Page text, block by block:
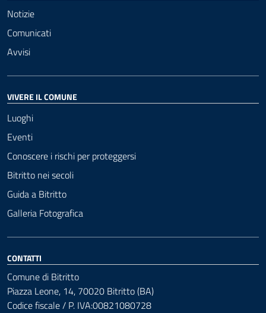
Notizie
Comunicati
Avvisi
VIVERE IL COMUNE
Luoghi
Eventi
Conoscere i rischi per proteggersi
Bitritto nei secoli
Guida a Bitritto
Galleria Fotografica
CONTATTI
Comune di Bitritto
Piazza Leone, 14, 70020 Bitritto (BA)
Codice fiscale / P. IVA:00821080728